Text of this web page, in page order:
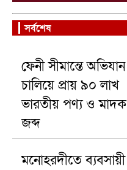
সর্বশেষ
ফেনী সীমান্তে অভিযান
চালিয়ে প্রায় ৯০ লাখ
ভারতীয় পণ্য ও মাদক
জব্দ
মনোহরদীতে ব্যবসায়ী